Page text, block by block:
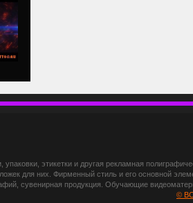
этикетки и другая рекламная
для них. Фирменный стиль и его основной
сувенирная продукция. Обучающие
©